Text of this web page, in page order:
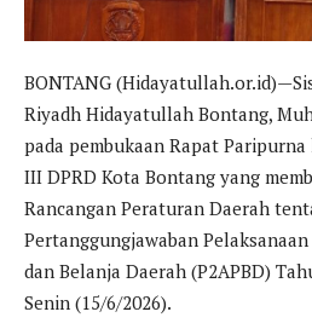
BONTANG
Riyadh Hidayatullah Bontang,
pada pembukaan Rapat
III DPRD Kota Bontang yang
Rancangan Peraturan Daerah
Pertanggungjawaban
dan Belanja Daerah (P2APBD)
Senin (15/6/2026).